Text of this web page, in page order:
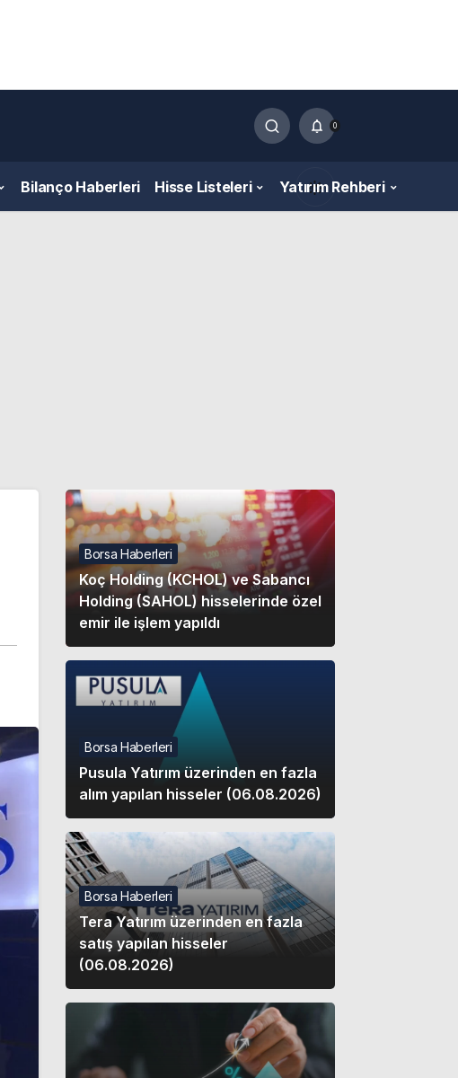
0
Bilanço Haberleri Hisse Listeleri Yatırım Rehberi
Sistem modunu seçin.
Borsa Haberleri
Koç Holding (KCHOL) ve Sabancı
Holding (SAHOL) hisselerinde özel
emir ile işlem yapıldı
Borsa Haberleri
Pusula Yatırım üzerinden en fazla
alım yapılan hisseler (06.08.2026)
Borsa Haberleri
Tera Yatırım üzerinden en fazla
satış yapılan hisseler
(06.08.2026)